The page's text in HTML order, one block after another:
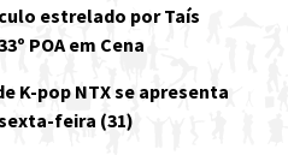
estrelado por Taís
POA em Cena
K-pop NTX se apresenta
feira (31)